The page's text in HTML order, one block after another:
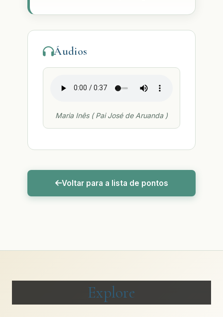
Áudios
Maria Inês ( Pai José de Aruanda )
Voltar para a lista de pontos
Explore